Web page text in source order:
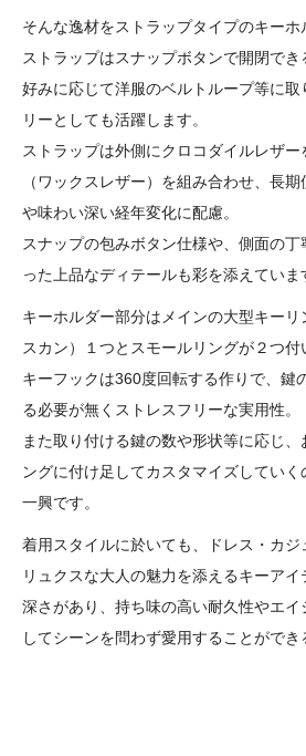
そんな逸材をストラップタイプのキーホ
ストラップはスナップボタンで開閉で
好みに応じて洋服のベルトループ等に
リーとしても活躍します。
ストラップは外側にクロコダイルレザ
（ワックスレザー）を組み合わせ、長
や味わい深い経年変化に配慮。
スナップの包みボタン仕様や、側面の
った上品なディテールも彩を添えていま
キーホルダー部分はメインの大型キー
スカン）１つとスモールリングが２つ付
キーフックは360度回転する作りで、鍵
る必要が無くストレスフリーな実用性。
また取り付ける鍵の数や形状等に応じ、
ングに付け足してカスタマイズしてい
一興です。
着用スタイルに於いても、ドレス・カジ
リュクスな大人の魅力を添えるキーア
深さがあり、持ち味の高い耐久性やエ
してシーンを問わず愛用することができ